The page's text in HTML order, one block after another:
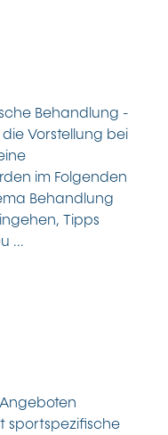
Behandlung -
Vorstellung bei
im Folgenden
Behandlung
Tipps
...
sportspezifische